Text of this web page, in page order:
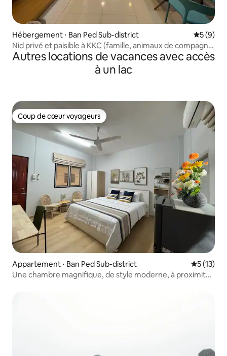
Hébergement ⋅ Ban Ped Sub-district
5 (9)
Nid privé et paisible à KKC (famille, animaux de compagnie
bienvenus)
Autres locations de vacances avec accès
à un lac
Coup de cœur voyageurs
Coup de cœur voyageurs
Appartement ⋅ Ban Ped Sub-district
5 (13)
Une chambre magnifique, de style moderne, à proximité